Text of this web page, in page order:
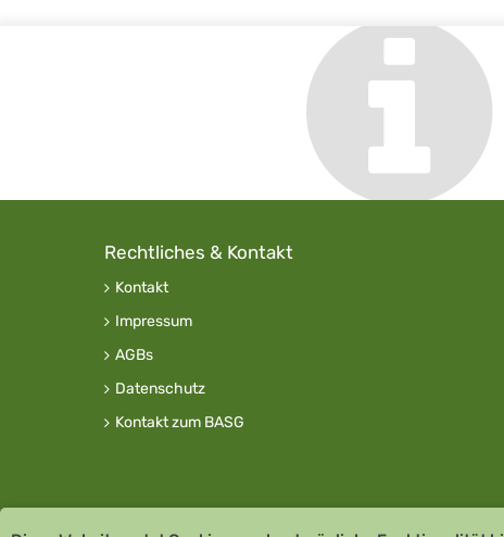
Rechtliches & Kontakt
Kontakt
Impressum
AGBs
Datenschutz
Kontakt zum BASG